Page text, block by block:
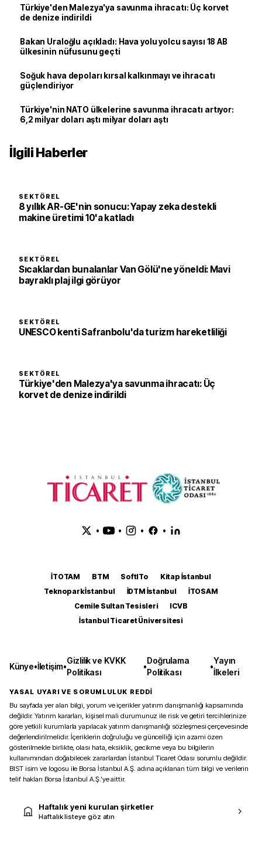
Türkiye'den Malezya'ya savunma ihracatı: Üç korvet
de denize indirildi
Bakan Uraloğlu açıkladı: Hava yolu yolcu sayısı 18 AB
ülkesinin nüfusunu geçti
Soğuk hava depoları kırsal kalkınmayı ve ihracatı
güçlendiriyor
Türkiye'nin NATO ülkelerine savunma ihracatı artıyor:
6,2 milyar doları aştı milyar doları aştı
İlgili Haberler
SEKTÖREL
8 yıllık AR-GE'nin sonucu: Yapay zeka destekli
makine üretimi 10'a katladı
SEKTÖREL
Sıcaklardan bunalanlar Van Gölü'ne yöneldi: Mavi
bayraklı plaj ilgi görüyor
SEKTÖREL
UNESCO kenti Safranbolu'da turizm hareketliliği
SEKTÖREL
Türkiye'den Malezya'ya savunma ihracatı: Üç
korvet de denize indirildi
• • • •
İTOTAM BTM SoftITo
Kitap İstanbul
Teknopark İstanbul
İDTM İstanbul
İTOSAM
Cemile Sultan Tesisleri
ICVB
İstanbul Ticaret Üniversitesi
Künye•İletişim•
Gizlilik ve KVKK
Politikası
•
Doğrulama
Politikası
•
Yayın
İlkeleri
YASAL UYARI VE SORUMLULUK REDDİ
Bu sayfada yer alan bilgi, yorum ve içerikler yatırım danışmanlığı kapsamında
değildir. Yatırım kararları, kişisel mali durumunuz ile risk ve getiri tercihlerinize
göre yetkili kurumlarla yapılacak yatırım danışmanlığı sözleşmesi çerçevesinde
değerlendirilmelidir. İçeriklerin doğruluğu ve güncelliği için azami özen
gösterilmekle birlikte, olası hata, eksiklik, gecikme veya bu bilgilerin
kullanımından doğabilecek zararlardan İstanbul Ticaret Odası sorumlu değildir.
BIST isim ve logosu ile Borsa İstanbul A.Ş. adına açıklanan tüm bilgi ve verilerin
telif hakları Borsa İstanbul A.Ş.’ye aittir.
Haftalık yeni kurulan şirketler
Haftalık listeye göz atın